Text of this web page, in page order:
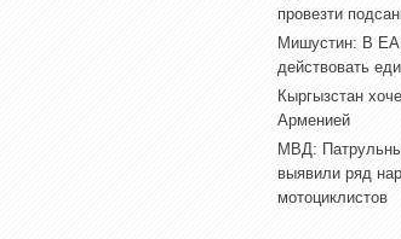
провезти
Мишустин: В
действовать
Кыргызстан
Арменией
МВД:
выявили ряд
мотоциклистов